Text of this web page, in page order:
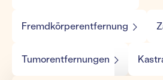
Fremdkörperentfernung
Tumorentfernungen